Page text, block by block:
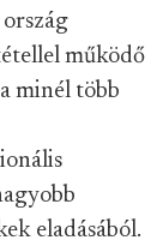
működő
minél több
eladásából.